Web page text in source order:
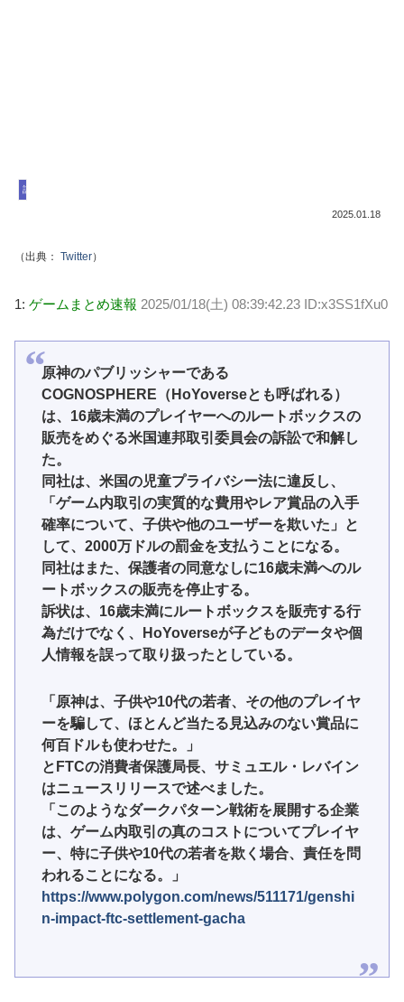
話題
2025.01.18
（出典： Twitter）
1: ゲームまとめ速報 2025/01/18(土) 08:39:42.23 ID:x3SS1fXu0
原神のパブリッシャーである
COGNOSPHERE（HoYoverseとも呼ばれる）
は、16歳未満のプレイヤーへのルートボックスの
販売をめぐる米国連邦取引委員会の訴訟で和解し
た。
同社は、米国の児童プライバシー法に違反し、
「ゲーム内取引の実質的な費用やレア賞品の入手
確率について、子供や他のユーザーを欺いた」と
して、2000万ドルの罰金を支払うことになる。
同社はまた、保護者の同意なしに16歳未満へのル
ートボックスの販売を停止する。
訴状は、16歳未満にルートボックスを販売する行
為だけでなく、HoYoverseが子どものデータや個
人情報を誤って取り扱ったとしている。
「原神は、子供や10代の若者、その他のプレイヤ
ーを騙して、ほとんど当たる見込みのない賞品に
何百ドルも使わせた。」
とFTCの消費者保護局長、サミュエル・レバイン
はニュースリリースで述べました。
「このようなダークパターン戦術を展開する企業
は、ゲーム内取引の真のコストについてプレイヤ
ー、特に子供や10代の若者を欺く場合、責任を問
われることになる。」
https://www.polygon.com/news/511171/genshi
n-impact-ftc-settlement-gacha